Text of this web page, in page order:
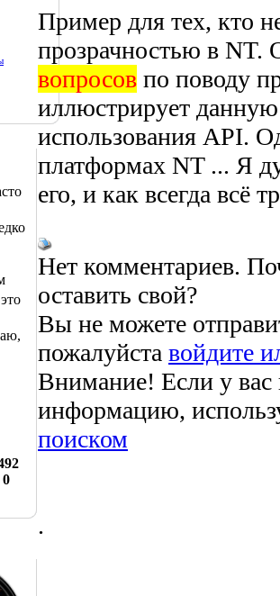
0
Пример для тех, кто
прозрачностью в NT.
вопросов по поводу
иллюстрирует
использования API.
платформах NT ... Я
его, и как всегда всё
Нет комментариев.
оставить свой?
Вы не можете
пожалуйста войдите
Внимание! Если у
информацию,
поиском
.